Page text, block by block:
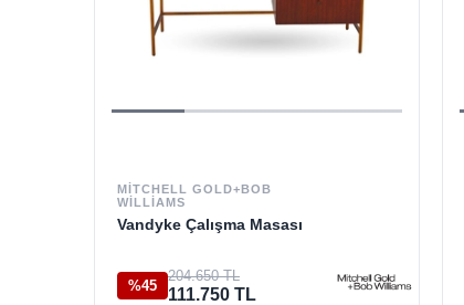
MITCHELL GOLD+BOB
WILLIAMS
Vandyke Çalışma Masası
%45
204.650 TL
111.750 TL